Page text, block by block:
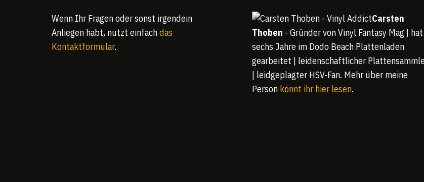
Wenn Ihr Fragen oder sonst irgendein
Anliegen habt, nutzt einfachdas
Kontaktformular.
Carsten
Thoben - Gründer von Vinyl Fantasy Mag | hat
sechs Jahre im Dodo Beach Plattenladen
gearbeitet | leidenschaftlicher
| leidgeplagter HSV-Fan. Mehr über meine
Person könnt ihr hier lesen.